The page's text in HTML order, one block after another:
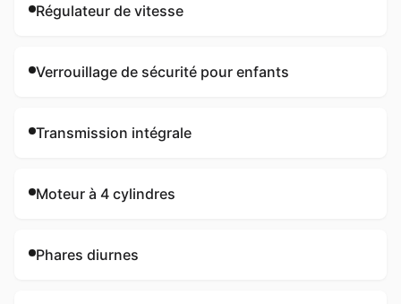
Régulateur de vitesse
Verrouillage de sécurité pour enfants
Transmission intégrale
Moteur à 4 cylindres
Phares diurnes